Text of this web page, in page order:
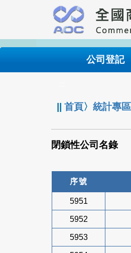
要
內
公司登記
||首頁〉統計專區
閉鎖性公司名錄
序號
5951
5952
5953